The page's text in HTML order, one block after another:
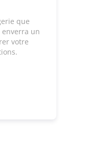
que
enverra un
votre